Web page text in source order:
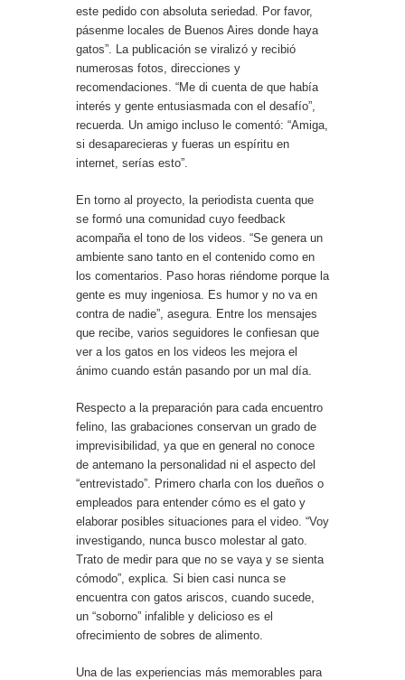
este pedido con absoluta seriedad. Por favor,
pásenme locales de Buenos Aires donde haya
gatos”. La publicación se viralizó y recibió
numerosas fotos, direcciones y
recomendaciones. “Me di cuenta de que había
interés y gente entusiasmada con el desafío”,
recuerda. Un amigo incluso le comentó: “Amiga,
si desaparecieras y fueras un espíritu en
internet, serías esto”.
En torno al proyecto, la periodista cuenta que
se formó una comunidad cuyo feedback
acompaña el tono de los videos. “Se genera un
ambiente sano tanto en el contenido como en
los comentarios. Paso horas riéndome porque la
gente es muy ingeniosa. Es humor y no va en
contra de nadie”, asegura. Entre los mensajes
que recibe, varios seguidores le confiesan que
ver a los gatos en los videos les mejora el
ánimo cuando están pasando por un mal día.
Respecto a la preparación para cada encuentro
felino, las grabaciones conservan un grado de
imprevisibilidad, ya que en general no conoce
de antemano la personalidad ni el aspecto del
“entrevistado”. Primero charla con los dueños o
empleados para entender cómo es el gato y
elaborar posibles situaciones para el video. “Voy
investigando, nunca busco molestar al gato.
Trato de medir para que no se vaya y se sienta
cómodo”, explica. Si bien casi nunca se
encuentra con gatos ariscos, cuando sucede,
un “soborno” infalible y delicioso es el
ofrecimiento de sobres de alimento.
Una de las experiencias más memorables para